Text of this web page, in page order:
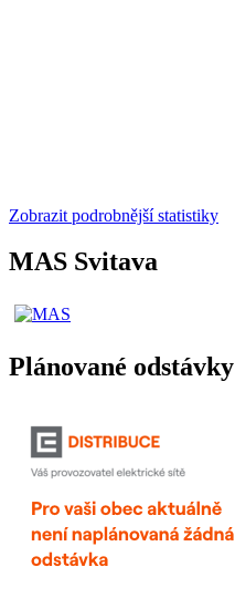
Zobrazit podrobnější statistiky
MAS Svitava
Plánované odstávky